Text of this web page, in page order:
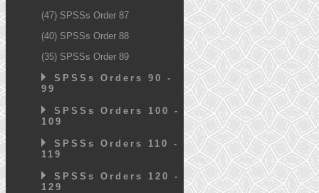
(47) SPSSs Order 87
(40) SPSSs Order 88
(35) SPSSs Order 89
SPSSs Orders 90 -
99
SPSSs Orders 100 -
109
SPSSs Orders 110 -
119
SPSSs Orders 120 -
129